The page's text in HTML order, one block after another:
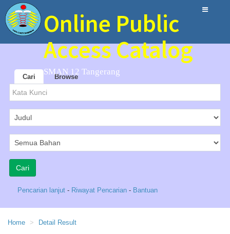
Online Public
Access Catalog
SMAN 12 Tangerang
Cari Browse
Pencarian lanjut - Riwayat Pencarian - Bantuan
Home Detail Result